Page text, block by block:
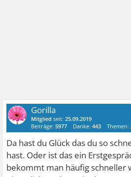
Gorilla
Mitglied seit:25.09.2019
Beiträge:5977 Danke:443 Themen:
Da hast du Glück das du so
hast. Oder ist das ein
bekommt man häufig schneller